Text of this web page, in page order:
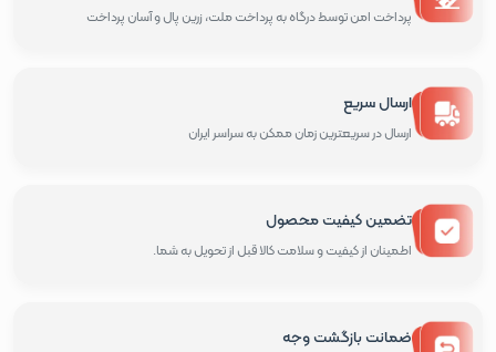
پرداخت امن توسط درگاه به پرداخت ملت، زرین پال و آسان پرداخت
ارسال سریع
ارسال در سریعترین زمان ممکن به سراسر ایران
تضمین کیفیت محصول
اطمینان از کیفیت و سلامت کالا قبل از تحویل به شما.
ضمانت بازگشت وجه